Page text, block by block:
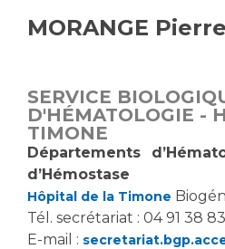
Tarifs
Vous allez être hospitalisé(e)
Vous avez un examen
à réaliser
Vous avez une analyse à
Vous venez en consultation
myaphm, votre espace
Infos COVID-19
Emploi / formation
Emplois administratifs
Emplois médicaux
Espace Formation
Étudiants hospitaliers
Emplois techniques et
Emplois divers
MORANGE Pierre
SERVICE
D'HÉMATOLOGIE -
TIMONE
Départements
d’Hémostase
Hôpital de la Timone
Tél. secrétariat : 04 91 38
E-mail :